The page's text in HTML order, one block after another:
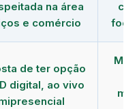
na área
e comércio
foco
de ter opção
digital, ao vivo